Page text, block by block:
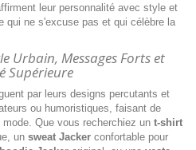
leur personnalité avec style et
qui ne s'excuse pas et qui célèbre la
Urbain, Messages Forts et
Supérieure
par leurs designs percutants et
ou humoristiques, faisant de
Que vous recherchiez un t-shirt
un sweat Jacker confortable pour